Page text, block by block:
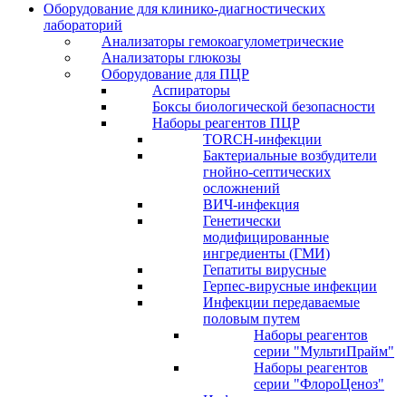
Оборудование для клинико-диагностических
лабораторий
Анализаторы гемокоагулометрические
Анализаторы глюкозы
Оборудование для ПЦР
Аспираторы
Боксы биологической безопасности
Наборы реагентов ПЦР
TORCH-инфекции
Бактериальные возбудители
гнойно-септических
осложнений
ВИЧ-инфекция
Генетически
модифицированные
ингредиенты (ГМИ)
Гепатиты вирусные
Герпес-вирусные инфекции
Инфекции передаваемые
половым путем
Наборы реагентов
серии "МультиПрайм"
Наборы реагентов
серии "ФлороЦеноз"